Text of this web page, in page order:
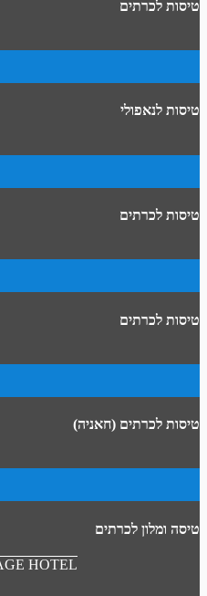
טיסות לכרתים
טיסות לנאפולי
טיסות לכרתים
טיסות לכרתים
טיסות לכרתים (חאניה)
טיסה ומלון לכרתים
HOTEL